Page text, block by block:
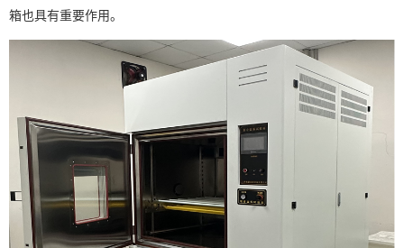
箱也具有重要作用。